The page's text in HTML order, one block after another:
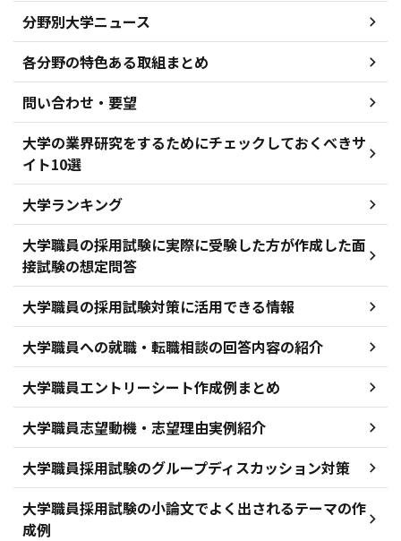
分野別大学ニュース
各分野の特色ある取組まとめ
問い合わせ・要望
大学の業界研究をするためにチェックしておくべきサ
イト10選
大学ランキング
大学職員の採用試験に実際に受験した方が作成した面
接試験の想定問答
大学職員の採用試験対策に活用できる情報
大学職員への就職・転職相談の回答内容の紹介
大学職員エントリーシート作成例まとめ
大学職員志望動機・志望理由実例紹介
大学職員採用試験のグループディスカッション対策
大学職員採用試験の小論文でよく出されるテーマの作
成例